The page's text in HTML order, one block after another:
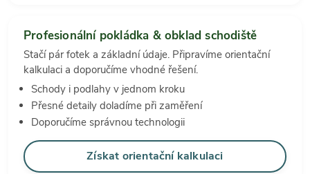
Profesionální pokládka & obklad schodiště
Stačí pár fotek a základní údaje. Připravíme orientační
kalkulaci a doporučíme vhodné řešení.
Schody i podlahy v jednom kroku
Přesné detaily doladíme při zaměření
Doporučíme správnou technologii
Získat orientační kalkulaci